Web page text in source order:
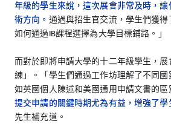
年級的學生來說，這次展會非常及時，
術方向。 通過與招生官交流，學生們獲
如何通過IB課程選擇為大學目標鋪路。」
而對於即將申請大學的十二年級學生，
練」。「學生們通過工作坊理解了不同國
如英國個人陳述和美國通用申請文書的區
提交申請的關鍵時期尤為有益，增強了學
先生補充道。